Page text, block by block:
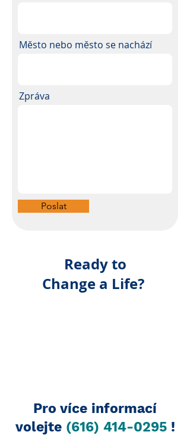
Město nebo město se nachází
Zpráva
Poslat
Ready to
Change a Life?
Pro více informací
volejte (616) 414-0295!